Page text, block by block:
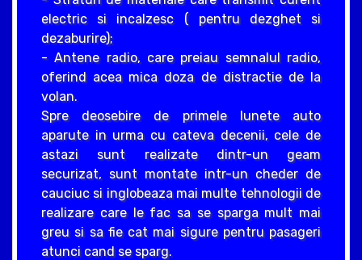
electric si incalzesc ( pentru dezghet si
dezaburire);
- Antene radio, care preiau semnalul radio,
oferind acea mica doza de distractie de la
volan.
Spre deosebire de primele lunete auto
aparute in urma cu cateva decenii, cele de
astazi sunt realizate dintr-un geam
securizat, sunt montate intr-un cheder de
cauciuc si inglobeaza mai multe tehnologii de
realizare care le fac sa se sparga mult mai
greu si sa fie cat mai sigure pentru pasageri
atunci cand se sparg.